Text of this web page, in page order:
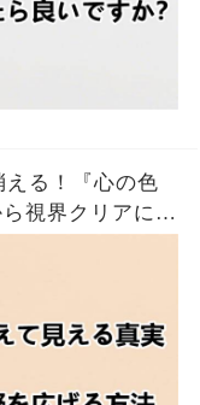
える！『心の色
視界クリアにな